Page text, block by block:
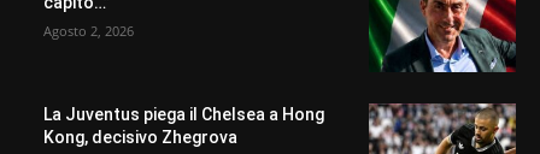
Agosto 2, 2026
La Juventus piega il Chelsea a Hong
Kong, decisivo Zhegrova